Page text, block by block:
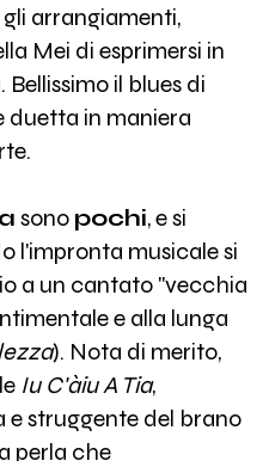
arrangiamenti,
Mei di esprimersi in
il blues di
duetta in maniera
sono pochi, e si
l'impronta musicale si
a un cantato "vecchia
e alla lunga
). Nota di merito,
Iu C'àiu A Tia,
e struggente del brano
perla che